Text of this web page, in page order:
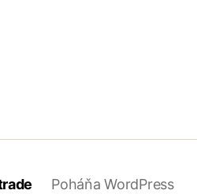
Poháňa WordPress